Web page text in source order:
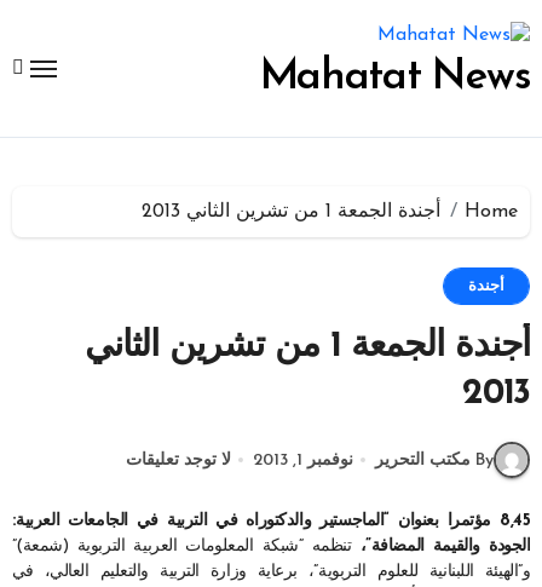
إلى
المحتوى
Mahatat News
Home أجندة الجمعة 1 من تشرين الثاني 2013
أجندة
أجندة الجمعة 1 من تشرين الثاني
2013
By مكتب التحرير نوفمبر 1, 2013 لا توجد تعليقات
8,45 مؤتمرا بعنوان “الماجستير والدكتوراه في التربية في الجامعات العربية:
الجودة والقيمة المضافة”، تنظمه “شبكة المعلومات العربية التربوية (شمعة)”
و”الهيئة اللبنانية للعلوم التربوية”، برعاية وزارة التربية والتعليم العالي، في